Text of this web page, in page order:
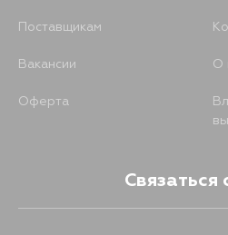
Поставщикам
Вакансии О
Оферта
Связаться